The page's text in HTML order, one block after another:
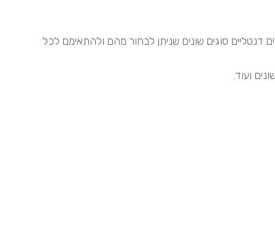
סוגים שונים שניתן לבחור מהם ולהתאימם לכל
ועוד.